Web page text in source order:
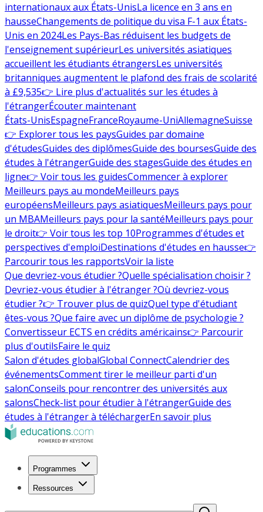
internationaux aux États-UnisLa licence en 3 ans en
hausseChangements de politique du visa F-1 aux États-
Unis en 2024Les Pays-Bas réduisent les budgets de
l'enseignement supérieurLes universités asiatiques
accueillent les étudiants étrangersLes universités
britanniques augmentent le plafond des frais de scolarité
à £9,535👉 Lire plus d'actualités sur les études à
l'étrangerÉcouter maintenant
États-UnisEspagneFranceRoyaume-UniAllemagneSuisse
👉 Explorer tous les paysGuides par domaine
d'étudesGuides des diplômesGuide des boursesGuide des
études à l'étrangerGuide des stagesGuide des études en
ligne👉 Voir tous les guidesCommencer à explorer
Meilleurs pays au mondeMeilleurs pays
européensMeilleurs pays asiatiquesMeilleurs pays pour
un MBAMeilleurs pays pour la santéMeilleurs pays pour
le droit👉 Voir tous les top 10Programmes d'études et
perspectives d'emploiDestinations d'études en hausse👉
Parcourir tous les rapportsVoir la liste
Que devriez-vous étudier ?Quelle spécialisation choisir ?
Devriez-vous étudier à l'étranger ?Où devriez-vous
étudier ?👉 Trouver plus de quizQuel type d'étudiant
êtes-vous ?Que faire avec un diplôme de psychologie ?
Convertisseur ECTS en crédits américains👉 Parcourir
plus d'outilsFaire le quiz
Salon d'études globalGlobal ConnectCalendrier des
événementsComment tirer le meilleur parti d'un
salonConseils pour rencontrer des universités aux
salonsCheck-list pour étudier à l'étrangerGuide des
études à l'étranger à téléchargerEn savoir plus
Programmes
Ressources